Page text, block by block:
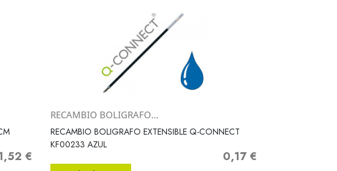
€
Vista rápida
RECAMBIO BOLIGRAFO...
RECAMBIO BOLIGRAFO EXTENSIBLE Q-CONNECT
KF00233 AZUL
Precio
0,17 €